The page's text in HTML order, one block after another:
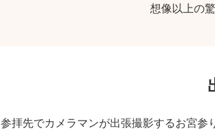
想像以上の
参拝先でカメラマンが出張撮影するお宮